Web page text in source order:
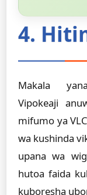
4.
Makala
Vipokeaji
mifumo ya
wa kushinda
upana wa
hutoa faida
kuboresha